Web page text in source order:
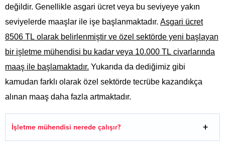
değildir. Genellikle asgari ücret veya bu seviyeye yakın
seviyelerde maaşlar ile işe başlanmaktadır. Asgari ücret
8506 TL olarak belirlenmiştir ve özel sektörde yeni başlayan
bir işletme mühendisi bu kadar veya 10.000 TL civarlarında
maaş ile başlamaktadır. Yukarıda da dediğimiz gibi
kamudan farklı olarak özel sektörde tecrübe kazandıkça
alınan maaş daha fazla artmaktadır.
İşletme mühendisi nerede çalışır?